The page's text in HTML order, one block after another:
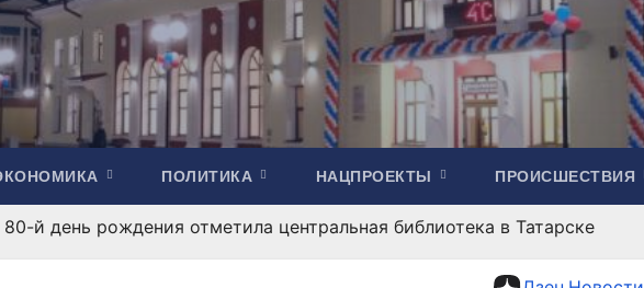
ПОЛИТИКА НАЦПРОЕКТЫ ПРОИСШЕСТВИЯ
й день рождения отметила центральная библиотека в Татарске